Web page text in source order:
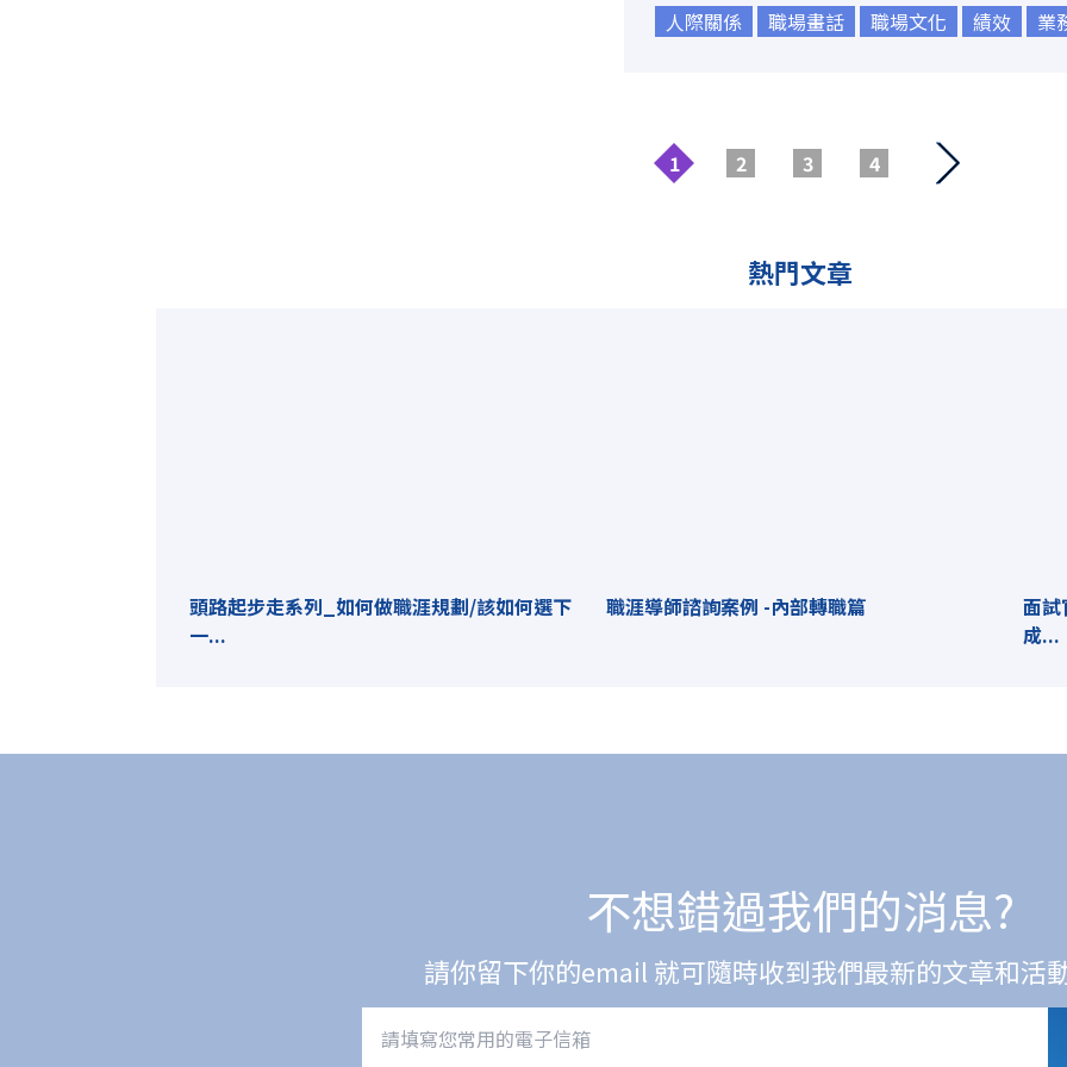
人際關係 職場畫話 職場文化 績效 業
1 2 3 4
熱門文章
頭路起步走系列_如何做職涯規劃/該如何選下
一...
職涯導師諮詢案例 -內部轉職篇
面試
成...
不想錯過我們的消息?
請你留下你的email 就可隨時收到我們最新的文章和活